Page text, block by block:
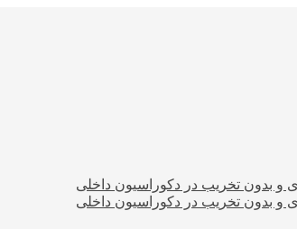
و بدون تخریب در دکوراسیون داخلی
و بدون تخریب در دکوراسیون داخلی